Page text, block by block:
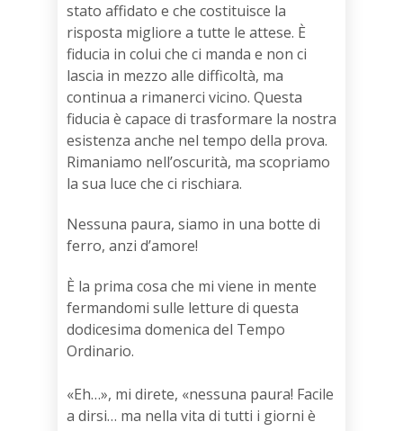
stato affidato e che costituisce la
risposta migliore a tutte le attese. È
fiducia in colui che ci manda e non ci
lascia in mezzo alle difficoltà, ma
continua a rimanerci vicino. Questa
fiducia è capace di trasformare la nostra
esistenza anche nel tempo della prova.
Rimaniamo nell’oscurità, ma scopriamo
la sua luce che ci rischiara.
Nessuna paura, siamo in una botte di
ferro, anzi d’amore!
È la prima cosa che mi viene in mente
fermandomi sulle letture di questa
dodicesima domenica del Tempo
Ordinario.
«Eh…», mi direte, «nessuna paura! Facile
a dirsi… ma nella vita di tutti i giorni è